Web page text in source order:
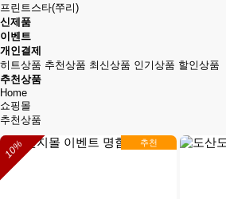
프린트스타(쭈리)
신제품
이벤트
개인결제
히트상품 추천상품 최신상품 인기상품 할인상품
추천상품
Home
쇼핑몰
추천상품
추천
10%